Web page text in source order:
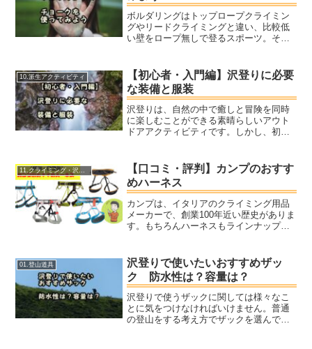
ボルダリングはトップロープクライミン
グやリードクライミングと違い、比較低
い壁をロープ無しで登るスポーツ。その
汗などで滑ると致命的となります。そこ
で使われるのがチョーク。
10.派生アクティビティ
【初心者・入門編】沢登りに必要
な装備と服装
沢登りは、自然の中で癒しと冒険を同時
に楽しむことができる素晴らしいアウト
ドアアクティビティです。しかし、初め
るかもしれません。この記事では初心者
が安全で楽しい体験をする...
11.クライミング・沢登り
【口コミ・評判】カンプのおすす
めハーネス
カンプは、イタリアのクライミング用品
メーカーで、創業100年近い歴史がありま
す。もちろんハーネスもラインナップさ
ライミング、沢登もあれば縦走時の鎖場
などでの安全装置とし...
01.登山道具
沢登りで使いたいおすすめザッ
ク 防水性は？容量は？
沢登りで使うザックに関しては様々なこ
とに気をつけなければいけません。普通
の登山をする考え方でザックを選んでし